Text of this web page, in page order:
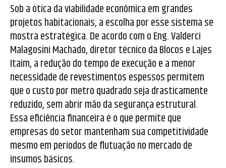
Sob a ótica da viabilidade econômica em grandes
projetos habitacionais, a escolha por esse sistema se
mostra estratégica. De acordo com o Eng. Valderci
Malagosini Machado, diretor técnico da Blocos e Lajes
Itaim, a redução do tempo de execução e a menor
necessidade de revestimentos espessos permitem
que o custo por metro quadrado seja drasticamente
reduzido, sem abrir mão da segurança estrutural.
Essa eficiência financeira é o que permite que
empresas do setor mantenham sua competitividade
mesmo em períodos de flutuação no mercado de
insumos básicos.